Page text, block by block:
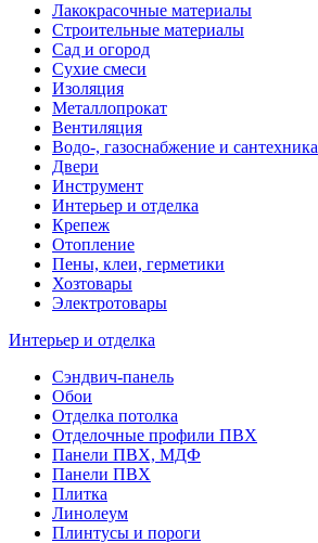
Лакокрасочные материалы
Строительные материалы
Сад и огород
Сухие смеси
Изоляция
Металлопрокат
Вентиляция
Водо-, газоснабжение и сантехника
Двери
Инструмент
Интерьер и отделка
Крепеж
Отопление
Пены, клеи, герметики
Хозтовары
Электротовары
Интерьер и отделка
Сэндвич-панель
Обои
Отделка потолка
Отделочные профили ПВХ
Панели ПВХ, МДФ
Панели ПВХ
Плитка
Линолеум
Плинтусы и пороги